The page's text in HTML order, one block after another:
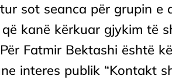
sot seanca për grupin e
kanë kërkuar gjykim të
Fatmir Bektashi është
interes publik “Kontakt